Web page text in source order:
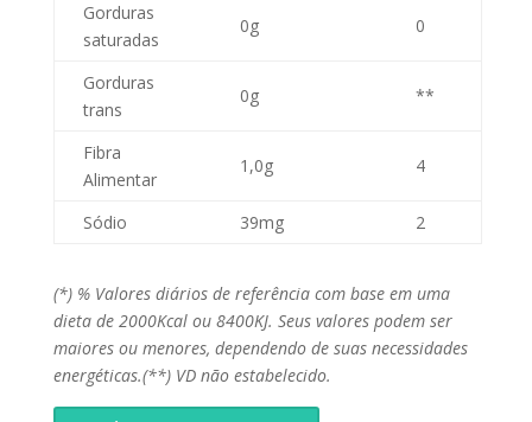
Gorduras
saturadas
0g 0
Gorduras
trans
0g **
Fibra
Alimentar
1,0g 4
Sódio 39mg 2
(*) % Valores diários de referência com base em uma
dieta de 2000Kcal ou 8400KJ. Seus valores podem ser
maiores ou menores, dependendo de suas necessidades
energéticas.(**) VD não estabelecido.